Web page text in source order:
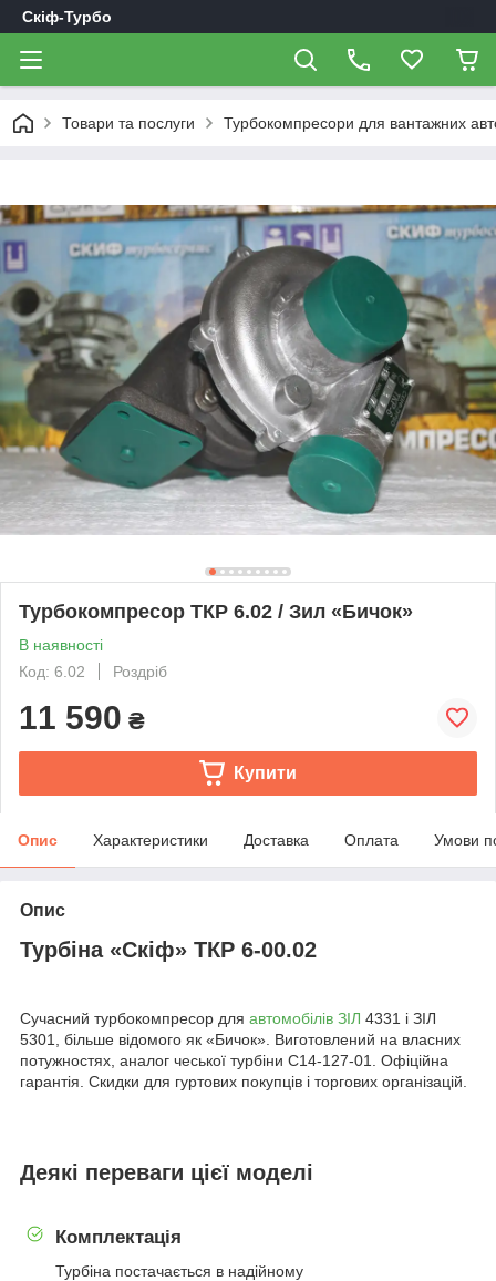
Скіф-Турбо
Товари та послуги Турбокомпресори для вантажних
Турбокомпресор ТКР 6.02 / Зил «Бичок»
В наявності
Код: 6.02
Роздріб
11 590 ₴
Купити
Опис Характеристики Доставка Оплата Умови
Опис
Турбіна «Скіф» ТКР 6-00.02
Сучасний турбокомпресор для автомобілів ЗІЛ 4331 і ЗІЛ
5301, більше відомого як «Бичок». Виготовлений на власних
потужностях, аналог чеської турбіни С14-127-01. Офіційна
гарантія. Скидки для гуртових покупців і торгових організацій.
Деякі переваги цієї моделі
Комплектація
Турбіна постачається в надійному